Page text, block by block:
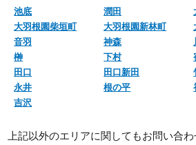
池底 潤田
大羽根園柴垣町
大羽根園新林町
音羽
神森
榊
下村
田口
田口新田
永井
根の平
吉沢
上記以外のエリアに関してもお問い合わ